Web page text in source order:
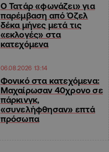
Ο Τατάρ «φωνάζει» για
παρέμβαση από Όζελ
δέκα μήνες μετά τις
«εκλογές» στα
κατεχόμενα
06.08.2026 13:14
Φονικό στα κατεχόμενα:
Μαχαίρωσαν 40χρονο σε
πάρκινγκ,
«συνελήφθησαν» επτά
πρόσωπα